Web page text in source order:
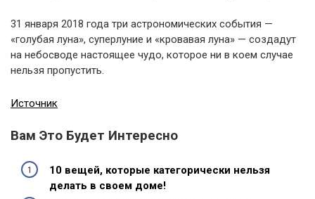
31 января 2018 года три астрономических события —
«голубая луна», суперлуние и «кровавая луна» — создадут
на небосводе настоящее чудо, которое ни в коем случае
нельзя пропустить.
Источник
Вам Это Будет Интересно
10 вещей, которые категорически нельзя
делать в своем доме!